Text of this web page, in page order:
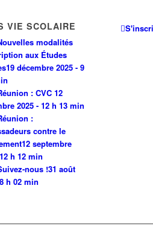
VIE SCOLAIRE
modalités
aux Études
19 décembre 2025 - 9
: CVC12
2025 - 12 h 13 min
:
contre le
12 septembre
h 12 min
nous !31 août
h 02 min